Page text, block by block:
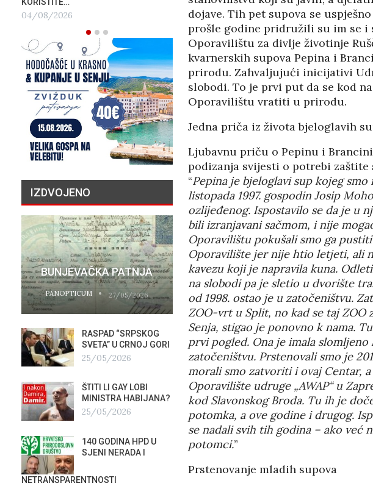
dojave. Tih pet supova se
prošle godine pridružili su im se
Oporavilištu za divlje životinje
kvarnerskih supova Pepina i
prirodu. Zahvaljujući inicijativi
slobodi. To je prvi put da se kod
Oporavilištu vratiti u prirodu.
Jedna priča iz života bjeloglavih
Ljubavnu priču o Pepinu i
podizanja svijesti o potrebi zaštite
“Pepina je bjeloglavi sup kojeg
listopada 1997. gospodin Josip
ozlijeđenog. Ispostavilo se da je u
bili izranjavani sačmom, i nije
Oporavilištu pokušali smo ga
Oporavilište jer nije htio letjeti, ali
kavezu koji je napravila kuna.
na slobodi pa je sletio u dvorište
od 1998. ostao je u zatočeništvu.
ZOO-vrt u Split, no kad se taj
Senja, stigao je ponovno k nama.
prvi pogled. Ona je imala
zatočeništvu. Prstenovali smo je
morali smo zatvoriti i ovaj Centar,
Oporavilište udruge „AWAP“ u
kod Slavonskog Broda. Tu ih je
potomka, a ove godine i drugog.
se nadali svih tih godina – ako već
potomci.”
Prstenovanje mladih supova
04/08/2026
IZDVOJENO
BUNJEVAČKA PATNJA
PANOPTICUM 27/05/2026
RASPAD “SRPSKOG
SVETA” U CRNOJ GORI
25/05/2026
ŠTITI LI GAY LOBI
MINISTRA HABIJANA?
25/05/2026
140 GODINA HPD U
SJENI NERADA I
NETRANSPARENTNOSTI
PRIČA O NESTALIM
MILIJUNIMA
PANOPTICUM 03/04/2026
GALERIJA FORUM ILI
AGITPROP GALERIJA
04/03/2026
NEZNANJE FIZIKE U
SLUŽBI POLITIKE
16/02/2026
ITALIJI?
12/02/2026